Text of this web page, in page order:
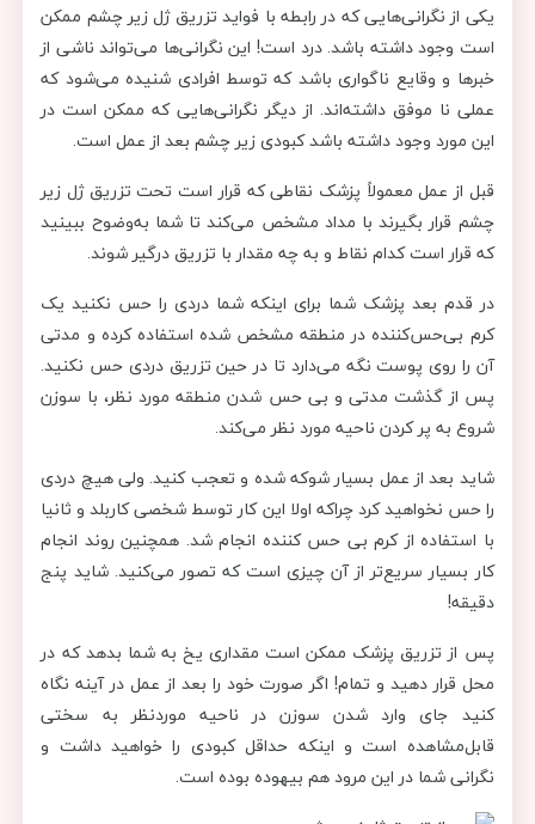
یکی از نگرانی‌هایی که در رابطه با فواید تزریق ژل زیر چشم ممکن
است وجود داشته باشد. درد است! این نگرانی‌ها می‌تواند ناشی از
خبرها و وقایع ناگواری باشد که توسط افرادی شنیده می‌شود که
عملی نا موفق داشته‌اند. از دیگر نگرانی‌هایی که ممکن است در
این مورد وجود داشته باشد کبودی زیر چشم بعد از عمل است.
قبل از عمل معمولاً پزشک نقاطی که قرار است تحت تزریق ژل زیر
چشم قرار بگیرند با مداد مشخص می‌کند تا شما به‌وضوح ببینید
که قرار است کدام نقاط و به چه مقدار با تزریق درگیر شوند.
در قدم بعد پزشک شما برای اینکه شما دردی را حس نکنید یک
کرم بی‌حس‌کننده در منطقه مشخص شده استفاده کرده و مدتی
آن را روی پوست نگه می‌دارد تا در حین تزریق دردی حس نکنید.
پس از گذشت مدتی و بی حس شدن منطقه مورد نظر، با سوزن
شروع به پر کردن ناحیه مورد نظر می‌کند.
شاید بعد از عمل بسیار شوکه شده و تعجب کنید. ولی هیچ دردی
را حس نخواهید کرد چراکه اولا این کار توسط شخصی کاربلد و ثانیا
با استفاده از کرم بی حس کننده انجام شد. همچنین روند انجام
کار بسیار سریع‌تر از آن چیزی است که تصور می‌کنید. شاید پنج
دقیقه!
پس از تزریق پزشک ممکن است مقداری یخ به شما بدهد که در
محل قرار دهید و تمام! اگر صورت خود را بعد از عمل در آینه نگاه
کنید جای وارد شدن سوزن در ناحیه موردنظر به سختی
قابل‌مشاهده است و اینکه حداقل کبودی را خواهید داشت و
نگرانی شما در این مرود هم بیهوده بوده است.